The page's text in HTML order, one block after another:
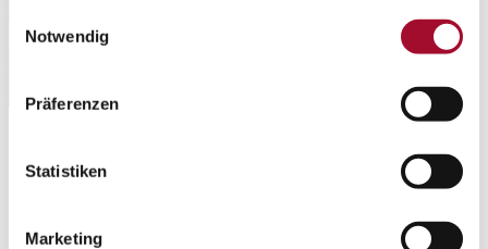
Notwendig
Präferenzen
Statistiken
Marketing
Haben Sie Interesse an diesem Rezept? Dann können
Sie sich das hier herunterladen.